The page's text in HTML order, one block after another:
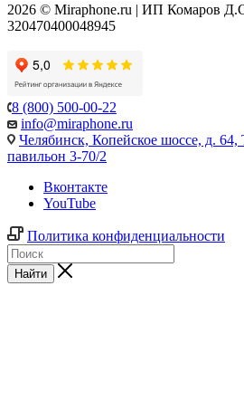
2026 © Miraphone.ru | ИП Комаров
320470400048945
8 (800) 500-00-22
info@miraphone.ru
Челябинск, Копейское шоссе, д.
павильон 3-70/2
Вконтакте
YouTube
Политика конфиденциальности
Найти